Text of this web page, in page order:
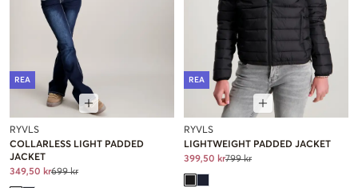
REA
RYVLS
COLLARLESS LIGHT PADDED
JACKET
349,50 kr699 kr
REA
RYVLS
LIGHTWEIGHT PADDED JACKET
399,50 kr799 kr